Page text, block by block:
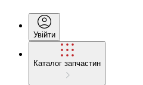
Увійти
Каталог запчастин